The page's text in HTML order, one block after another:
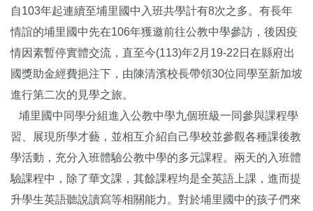
自103年起連續至埔里國中入班共學計有8次之多。有長年
情誼的埔里國中先在106年獲邀前往公教中學參訪，後因疫
情因素暫停實體交流，直至今(113)年2月19-22日在縣府出
國獎助金經費挹注下，由陳清濱校長帶領30位同學至新加坡
進行第二次的見學之旅。
埔里國中同學分組進入公教中學九個班級一同參與課程學
習、展現所學才藝，並相互介紹自己學校並參觀各種課後教
學活動，充分入班體驗公教中學的多元課程。兩天的入班體
驗課程中，除了華文課，其餘課程均是全英語上課，進而提
升學生英語聽說讀寫等相關能力。對於埔里國中的孩子們來